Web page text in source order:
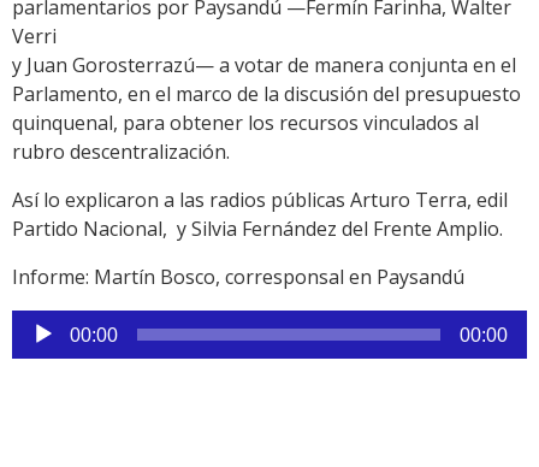
parlamentarios por Paysandú —Fermín Farinha, Walter
Verri
y Juan Gorosterrazú— a votar de manera conjunta en el
Parlamento, en el marco de la discusión del presupuesto
quinquenal, para obtener los recursos vinculados al
rubro descentralización.
Así lo explicaron a las radios públicas Arturo Terra, edil
Partido Nacional, y Silvia Fernández del Frente Amplio.
Informe: Martín Bosco, corresponsal en Paysandú
Reproductor
de
00:00 00:00